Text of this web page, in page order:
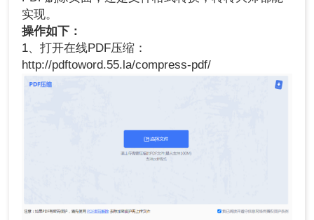
实现。
操作如下：
1、打开在线PDF压缩：
http://pdftoword.55.la/compress-pdf/